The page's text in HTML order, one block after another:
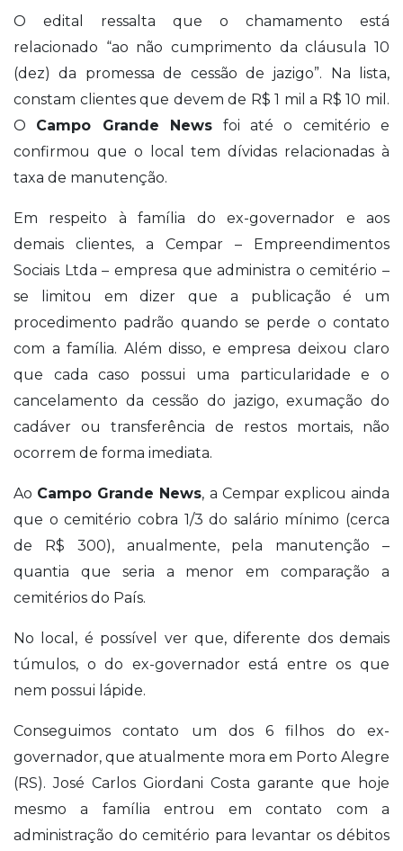
O edital ressalta que o chamamento está
relacionado “ao não cumprimento da cláusula 10
(dez) da promessa de cessão de jazigo”. Na lista,
constam clientes que devem de R$ 1 mil a R$ 10 mil.
O Campo Grande News foi até o cemitério e
confirmou que o local tem dívidas relacionadas à
taxa de manutenção.
Em respeito à família do ex-governador e aos
demais clientes, a Cempar – Empreendimentos
Sociais Ltda – empresa que administra o cemitério –
se limitou em dizer que a publicação é um
procedimento padrão quando se perde o contato
com a família. Além disso, e empresa deixou claro
que cada caso possui uma particularidade e o
cancelamento da cessão do jazigo, exumação do
cadáver ou transferência de restos mortais, não
ocorrem de forma imediata.
Ao Campo Grande News, a Cempar explicou ainda
que o cemitério cobra 1/3 do salário mínimo (cerca
de R$ 300), anualmente, pela manutenção –
quantia que seria a menor em comparação a
cemitérios do País.
No local, é possível ver que, diferente dos demais
túmulos, o do ex-governador está entre os que
nem possui lápide.
Conseguimos contato um dos 6 filhos do ex-
governador, que atualmente mora em Porto Alegre
(RS). José Carlos Giordani Costa garante que hoje
mesmo a família entrou em contato com a
administração do cemitério para levantar os débitos